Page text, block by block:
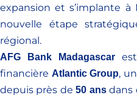
expansion et s’implante à
nouvelle étape
régional.
AFG Bank Madagascarest
financière Atlantic Group,
depuis près de 50 ansdans